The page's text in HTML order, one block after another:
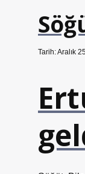
Tarih: Aralık